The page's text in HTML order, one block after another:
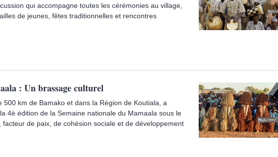
qui accompagne toutes les cérémonies au village,
de jeunes, fêtes traditionnelles et rencontres
: Un brassage culturel
500 km de Bamako et dans la Région de Koutiala, a
4è édition de la Semaine nationale du Mamaala sous le
de paix, de cohésion sociale et de développement